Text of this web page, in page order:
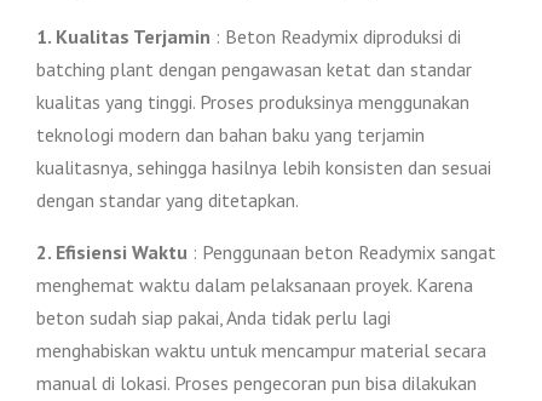
1. Kualitas Terjamin : Beton Readymix diproduksi di
batching plant dengan pengawasan ketat dan standar
kualitas yang tinggi. Proses produksinya menggunakan
teknologi modern dan bahan baku yang terjamin
kualitasnya, sehingga hasilnya lebih konsisten dan sesuai
dengan standar yang ditetapkan.
2. Efisiensi Waktu : Penggunaan beton Readymix sangat
menghemat waktu dalam pelaksanaan proyek. Karena
beton sudah siap pakai, Anda tidak perlu lagi
menghabiskan waktu untuk mencampur material secara
manual di lokasi. Proses pengecoran pun bisa dilakukan